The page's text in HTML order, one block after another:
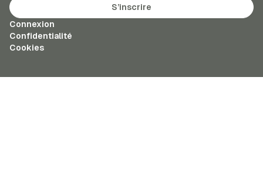
S’inscrire
Connexion
Confidentialité
Cookies